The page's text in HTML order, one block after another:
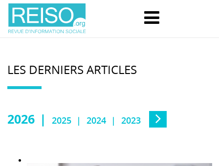
LES DERNIERS ARTICLES
2026 2025 2024 2023